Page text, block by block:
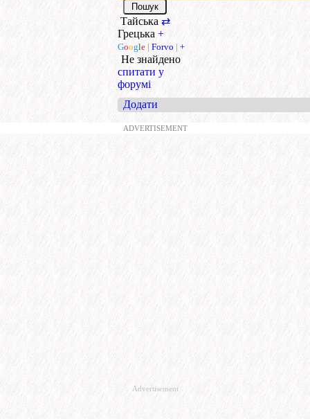
Тайська ⇄
Грецька +
Google | Forvo | +
Не знайдено
спитати у
форумі
Додати
ADVERTISEMENT
Advertisement